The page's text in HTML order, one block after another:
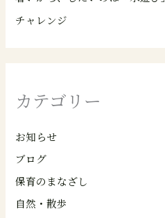
チャレンジ
カテゴリー
お知らせ
ブログ
保育のまなざし
自然・散歩